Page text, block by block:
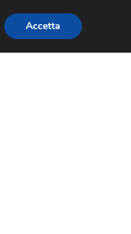
COMPETIZIONI
Accetta